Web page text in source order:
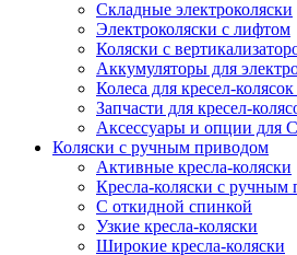
Складные электроколяски
Электроколяски с лифтом
Коляски с
Аккумуляторы для
Колеса для кресел-
Запчасти для кресел-
Аксессуары и опции для
Коляски с ручным приводом
Активные кресла-коляски
Кресла-коляски с ручным
С откидной спинкой
Узкие кресла-коляски
Широкие кресла-коляски